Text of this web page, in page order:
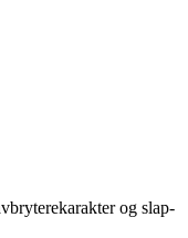
og slap-